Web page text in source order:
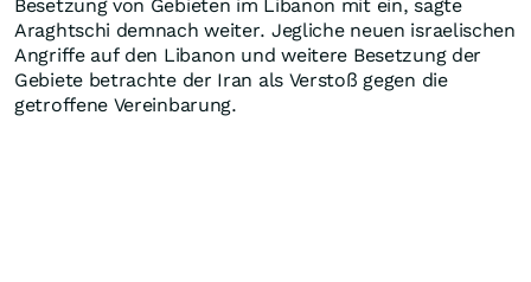
Besetzung von Gebieten im Libanon mit ein, sagte
Araghtschi demnach weiter. Jegliche neuen israelischen
Angriffe auf den Libanon und weitere Besetzung der
Gebiete betrachte der Iran als Verstoß gegen die
getroffene Vereinbarung.